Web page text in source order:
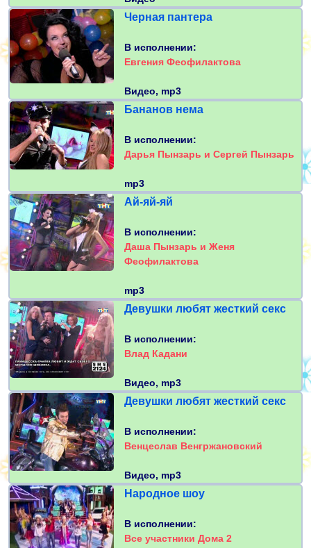
Черная пантера
В исполнении:
Евгения Феофилактова
Видео, mp3
Бананов нема
В исполнении:
Дарья Пынзарь и Сергей Пынзарь
mp3
Ай-яй-яй
В исполнении:
Даша Пынзарь и Женя
Феофилактова
mp3
Девушки любят жесткий секс
В исполнении:
Влад Кадани
Видео, mp3
Девушки любят жесткий секс
В исполнении:
Венцеслав Венгржановский
Видео, mp3
Народное шоу
В исполнении:
Все участники Дома 2